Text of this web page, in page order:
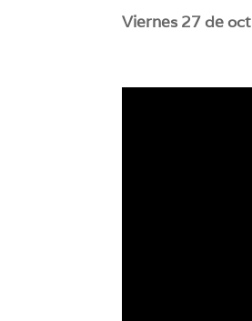
Viernes 27 de